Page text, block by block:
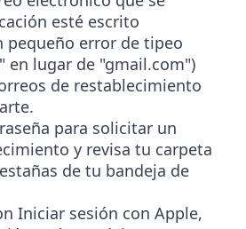
esté escrito
pequeño error de tipeo
en lugar de "gmail.com")
de restablecimiento
para solicitar un
y revisa tu carpeta
de tu bandeja de
Iniciar sesión con Apple,